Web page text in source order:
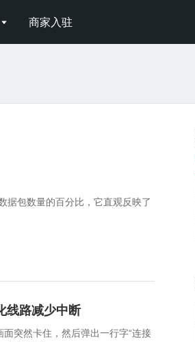
 商家入驻
据包数量的百分比，它直观反映了
线路减少中断
突然卡住，然后弹出一行字“连接